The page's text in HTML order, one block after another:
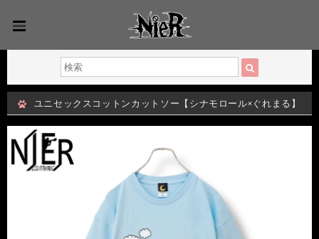
ユニセックスコットンカットソー【シナモロール×ぐれまる】